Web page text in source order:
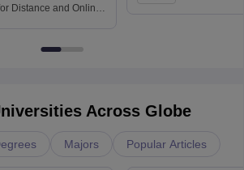
Distance and Online
Across Globe
Majors Popular Articles